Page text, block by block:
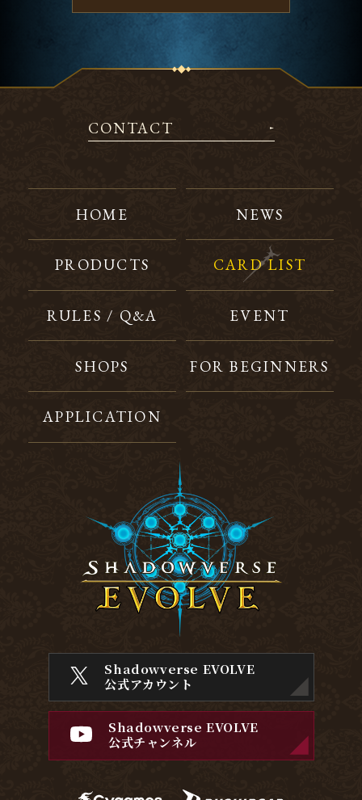
CONTACT
HOME NEWS
PRODUCTS CARD LIST
RULES / Q&A EVENT
SHOPS FOR BEGINNERS
APPLICATION
Shadowverse EVOLVE
公式アカウント
Shadowverse EVOLVE
公式チャンネル